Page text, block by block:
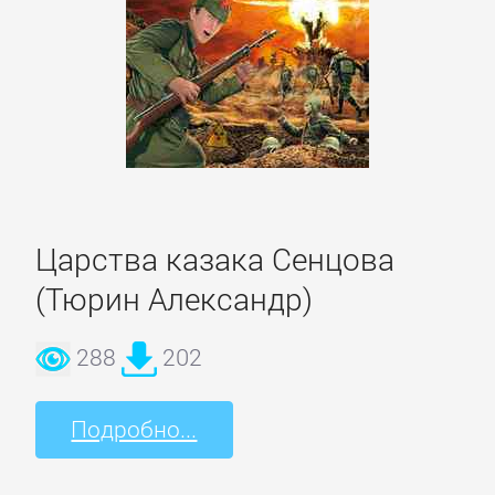
Царства казака Сенцова
(Тюрин Александр)
288 202
Подробно...
Автомобили
детей
и
Семья:
прочее